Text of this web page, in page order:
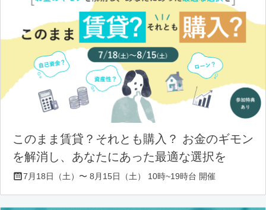
このまま賃貸？それとも購入？ お金のギモン
を解消し、あなたにあった最適な選択を
7月18日（土）〜 8月15日（土） 10時~19時台 開催